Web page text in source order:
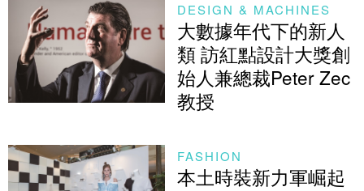
DESIGN & MACHINES
大數據年代下的新人
類 訪紅點設計大獎創
始人兼總裁Peter Zec
教授
FASHION
本土時裝新力軍崛起